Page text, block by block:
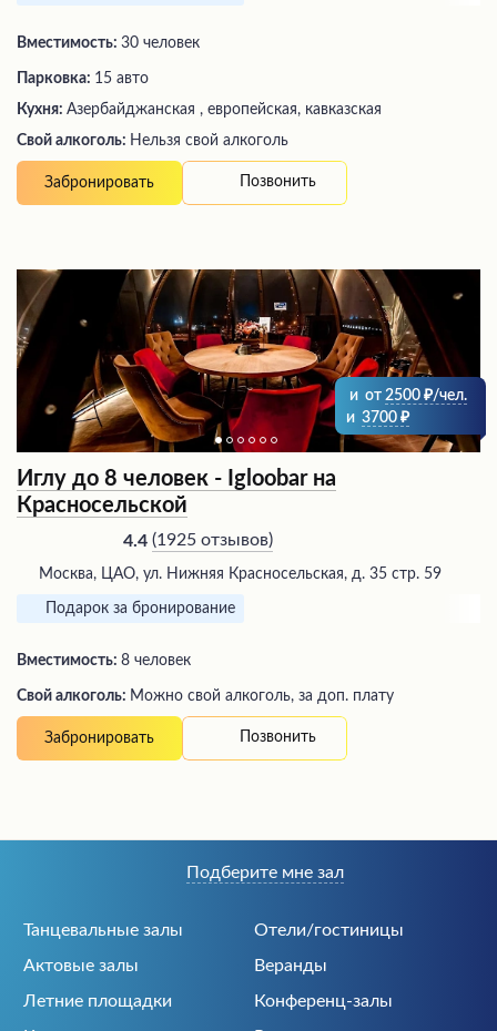
Вместимость: 30 человек
Парковка: 15 авто
Кухня: Азербайджанская , европейская, кавказская
Свой алкоголь: Нельзя свой алкоголь
Забронировать Позвонить
и от 2500
/чел.
и 3700
Иглу до 8 человек - Igloobar на
Красносельской
4.4 (1925 отзывов)
Москва, ЦАО, ул. Нижняя Красносельская, д. 35 стр. 59
Подарок за бронирование
Вместимость: 8 человек
Свой алкоголь: Можно свой алкоголь, за доп. плату
Забронировать Позвонить
Танцевальные залы
Отели/гостиницы
Актовые залы
Веранды
Летние площадки
Конференц-залы
Подберите мне зал